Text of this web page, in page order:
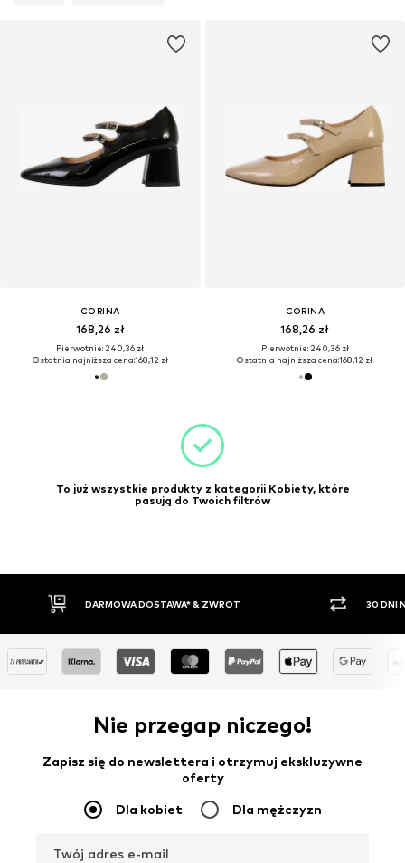
CORINA
168,26 zł
Pierwotnie: 240,36 zł
Ostatnia najniższa cena:168,12 zł
CORINA
168,26 zł
Pierwotnie: 240,36 zł
Ostatnia najniższa cena:168,12 zł
To już wszystkie produkty z kategorii Kobiety, które
pasują do Twoich filtrów
DARMOWA DOSTAWA* & ZWROT 30 DNI
Nie przegap niczego!
Zapisz się do newslettera i otrzymuj ekskluzywne
oferty
Dla kobiet Dla mężczyzn
Twój adres e-mail